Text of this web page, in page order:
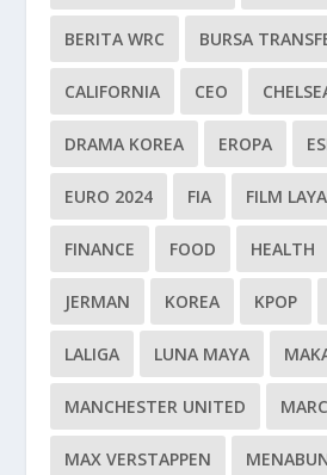
BERITA WRC BURSA
CALIFORNIA CEO
DRAMA KOREA EROPA
EURO 2024 FIA FILM
FINANCE FOOD HEALTH
JERMAN KOREA KPOP
LALIGA LUNA MAYA
MANCHESTER UNITED
MAX VERSTAPPEN